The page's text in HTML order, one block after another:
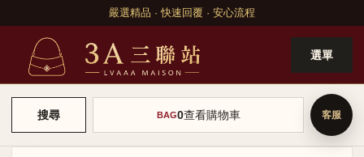
嚴選精品 · 快速回覆 · 安心流程
選單
搜尋 BAG0查看購物車